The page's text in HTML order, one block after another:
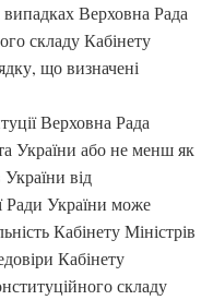
Верховна Рада
складу Кабінету
що визначені
Верховна Рада
України або не менш як
від
Ради України може
Кабінету Міністрів
Кабінету
складу